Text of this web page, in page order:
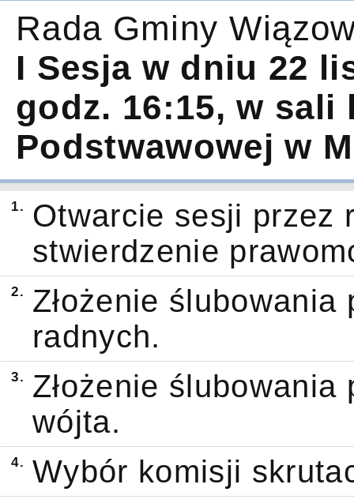
Rada Gminy
I Sesja w dniu 22
godz. 16:15, w sali
Podstwawowej w
1.
Otwarcie sesji przez
stwierdzenie
2.
Złożenie
radnych.
3.
Złożenie
wójta.
4. Wybór komisji